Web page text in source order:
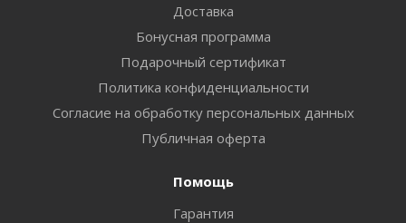
Доставка
Бонусная программа
Подарочный сертификат
Политика конфиденциальности
Согласие на обработку персональных данных
Публичная оферта
Помощь
Гарантия